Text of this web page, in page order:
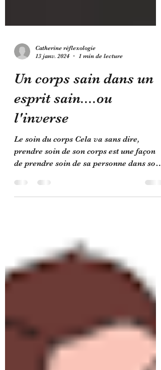
Catherine réflexologie
13 janv. 2024
1 min de lecture
Un corps sain dans un
esprit sain....ou
l'inverse
Le soin du corps Cela va sans dire,